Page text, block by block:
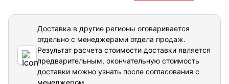
Доставка в другие регионы оговаривается
отдельно с менеджерами отдела продаж.
Результат расчета стоимости доставки является
предварительным, окончательную стоимость
доставки можно узнать после согласования с
менеджером.